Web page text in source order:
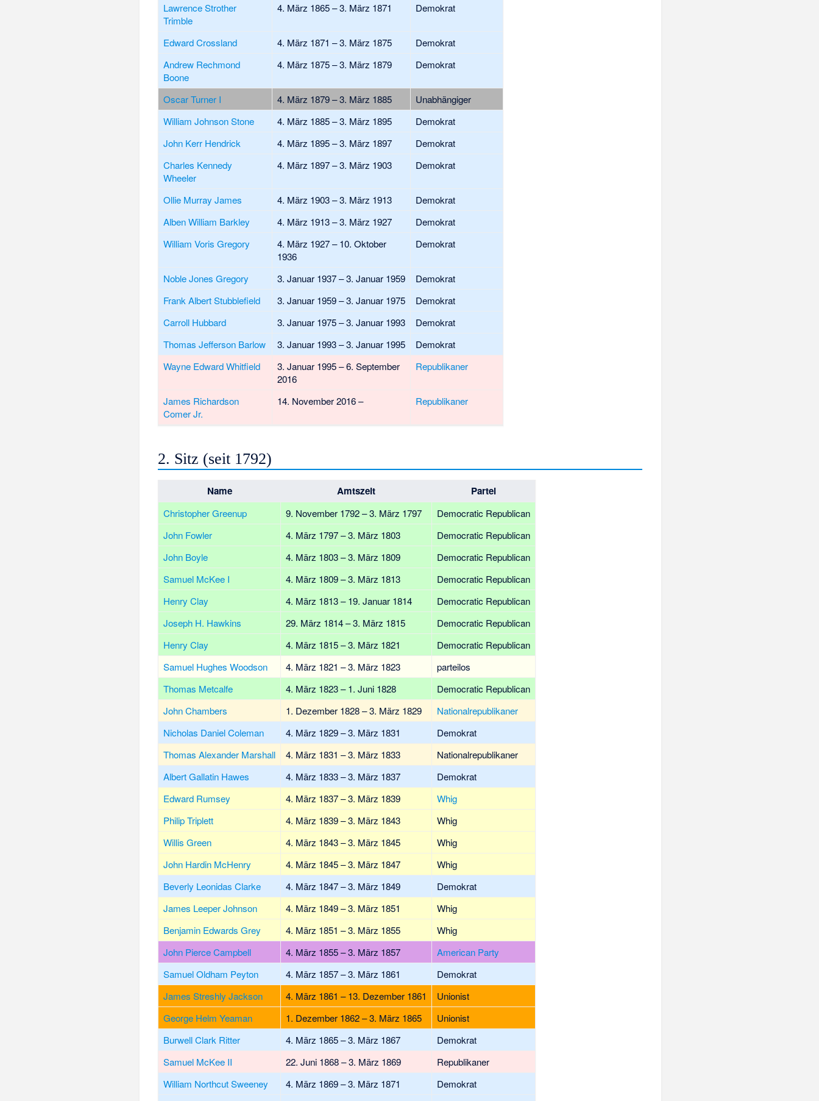
Lawrence Strother
Trimble
4. März 1865 – 3. März 1871 Demokrat
Edward Crossland 4. März 1871 – 3. März 1875
Demokrat
Andrew Rechmond
Boone
4. März 1875 – 3. März 1879 Demokrat
Oscar Turner I 4. März 1879 – 3. März 1885
Unabhängiger
William Johnson Stone
4. März 1885 – 3. März 1895
Demokrat
John Kerr Hendrick
4. März 1895 – 3. März 1897
Demokrat
Charles Kennedy
Wheeler
4. März 1897 – 3. März 1903 Demokrat
Ollie Murray James 4. März 1903 – 3. März 1913
Demokrat
Alben William Barkley
4. März 1913 – 3. März 1927
Demokrat
William Voris Gregory
4. März 1927 – 10. Oktober
1936
Demokrat
Noble Jones Gregory 3. Januar 1937 – 3. Januar 1959
Demokrat
Frank Albert Stubblefield
3. Januar 1959 – 3. Januar 1975
Demokrat
Carroll Hubbard
3. Januar 1975 – 3. Januar 1993
Demokrat
Thomas Jefferson Barlow
3. Januar 1993 – 3. Januar 1995
Demokrat
Wayne Edward Whitfield
3. Januar 1995 – 6. September
2016
Republikaner
James Richardson
Comer Jr.
14. November 2016 – Republikaner
2. Sitz (seit 1792)
Name Amtszeit Partei
Christopher Greenup 9. November 1792 – 3. März 1797
Democratic Republican
John Fowler
4. März 1797 – 3. März 1803
Democratic Republican
John Boyle
4. März 1803 – 3. März 1809
Democratic Republican
Samuel McKee I
4. März 1809 – 3. März 1813
Democratic Republican
Henry Clay
4. März 1813 – 19. Januar 1814
Democratic Republican
Joseph H. Hawkins
29. März 1814 – 3. März 1815
Democratic Republican
Henry Clay
4. März 1815 – 3. März 1821
Democratic Republican
Samuel Hughes Woodson
4. März 1821 – 3. März 1823
parteilos
Thomas Metcalfe
4. März 1823 – 1. Juni 1828
Democratic Republican
John Chambers
1. Dezember 1828 – 3. März 1829
Nationalrepublikaner
Nicholas Daniel Coleman
4. März 1829 – 3. März 1831
Demokrat
Thomas Alexander Marshall
4. März 1831 – 3. März 1833
Nationalrepublikaner
Albert Gallatin Hawes
4. März 1833 – 3. März 1837
Demokrat
Edward Rumsey
4. März 1837 – 3. März 1839
Whig
Philip Triplett
4. März 1839 – 3. März 1843
Whig
Willis Green
4. März 1843 – 3. März 1845
Whig
John Hardin McHenry
4. März 1845 – 3. März 1847
Whig
Beverly Leonidas Clarke
4. März 1847 – 3. März 1849
Demokrat
James Leeper Johnson
4. März 1849 – 3. März 1851
Whig
Benjamin Edwards Grey
4. März 1851 – 3. März 1855
Whig
John Pierce Campbell
4. März 1855 – 3. März 1857
American Party
Samuel Oldham Peyton
4. März 1857 – 3. März 1861
Demokrat
James Streshly Jackson
4. März 1861 – 13. Dezember 1861
Unionist
George Helm Yeaman
1. Dezember 1862 – 3. März 1865
Unionist
Burwell Clark Ritter
4. März 1865 – 3. März 1867
Demokrat
Samuel McKee II
22. Juni 1868 – 3. März 1869
Republikaner
William Northcut Sweeney
4. März 1869 – 3. März 1871
Demokrat